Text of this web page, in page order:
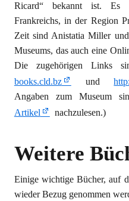
Ricard“ bekannt ist. Es
Frankreichs, in der Region
Zeit sind Anistatia Miller
Museums, das auch eine
Die zugehörigen Links
books.cld.bz
und
Angaben zum Museum
Artikel
nachzulesen.)
Weitere
Einige wichtige Bücher, auf
wieder Bezug genommen